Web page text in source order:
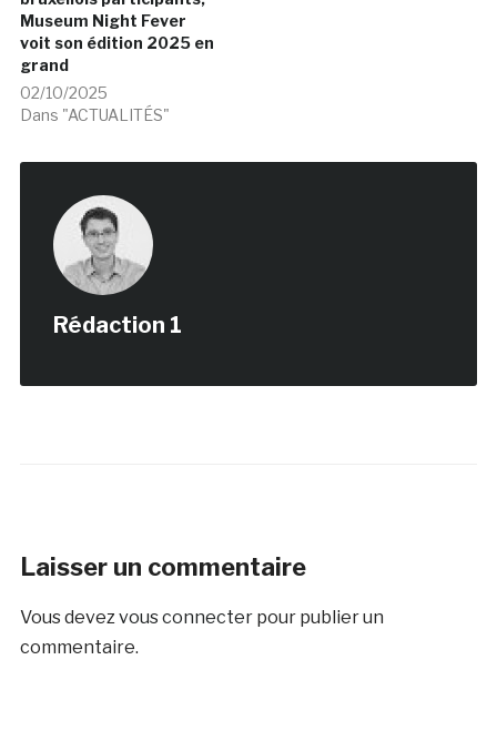
Museum Night Fever
voit son édition 2025 en
grand
02/10/2025
Dans "ACTUALITÉS"
Rédaction 1
Laisser un commentaire
Vous devezvous connecterpour publier un
commentaire.